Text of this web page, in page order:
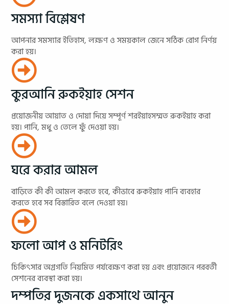
সমস্যা বিশ্লেষণ
আপনার সমস্যার ইতিহাস, লক্ষণ ও সময়কাল জেনে সঠিক রোগ নির্ণয়
করা হয়।
কুরআনি রুকইয়াহ সেশন
প্রয়োজনীয় আয়াত ও দোয়া দিয়ে সম্পূর্ণ শরইয়াহসম্মত রুকইয়াহ করা
হয়। পানি, মধু ও তেলে ফুঁ দেওয়া হয়।
ঘরে করার আমল
বাড়িতে কী কী আমল করতে হবে, কীভাবে রুকইয়াহ পানি ব্যবহার
করতে হবে সব বিস্তারিত বলে দেওয়া হয়।
ফলো আপ ও মনিটরিং
চিকিৎসার অগ্রগতি নিয়মিত পর্যবেক্ষণ করা হয় এবং প্রয়োজনে পরবর্তী
সেশনের ব্যবস্থা করা হয়।
দম্পতির দুজনকে একসাথে আনুন